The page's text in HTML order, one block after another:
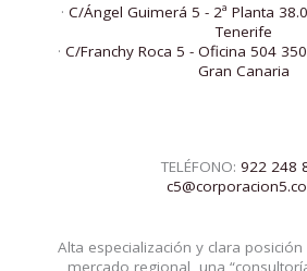
· C/Ángel Guimerá 5 - 2ª Planta
Tenerife
· C/Franchy Roca 5 - Oficina 504
Gran Canaria
TELÉFONO: 922 248
Alta especialización y clara
mercado regional, una